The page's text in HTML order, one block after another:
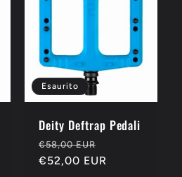
Esaurito
Deity Deftrap Pedali
Prezzo
di
€58,00 EUR
scontato
€52,00 EUR